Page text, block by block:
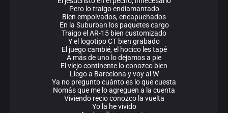
Pero lo traigo endiamantado
Bien empolvados, encapuchados
En la Suburban los paquetes cargo
Traigo el AR-15 bien customizado
Y el logotipo CT bien grabado
El juego cambié, el hocico les tapé
A más de uno lo dejamos a pie
El viejo continente lo conozco bien
Llego a Barcelona y voy al W
Ya no pregunto cuánto es lo que cuesta
Nomás que me lo agreguen a la cuenta
Viviendo recio conozco la vuelta
Yo la he vivido